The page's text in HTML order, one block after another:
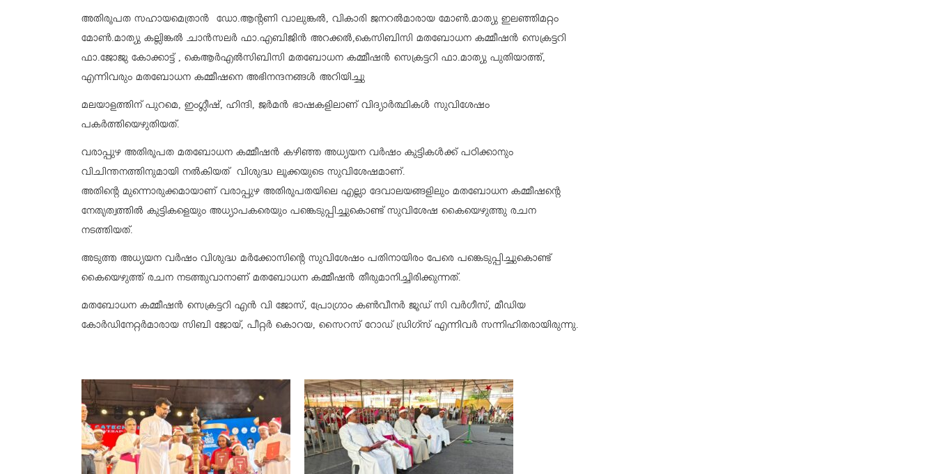
അതിരൂപത സഹായമെത്രാൻ ഡോ.ആൻ്റണി വാലുങ്കൽ, വികാരി ജനറൽമാരായ മോൺ.മാത്യു ഇലഞ്ഞിമറ്റം
മോൺ.മാത്യു കല്ലിങ്കൽ ചാൻസലർ ഫാ.എബിജിൻ അറക്കൽ,കെസിബിസി മതബോധന കമ്മീഷൻ സെക്രട്ടറി
ഫാ.ജോജു കോക്കാട്ട് , കെആർഎൽസിബിസി മതബോധന കമ്മീഷൻ സെക്രട്ടറി ഫാ.മാത്യു പുതിയാത്ത്,
എന്നിവരും മതബോധന കമ്മീഷനെ അഭിനന്ദനങ്ങൾ അറിയിച്ചു
മലയാളത്തിന് പുറമെ, ഇംഗ്ലീഷ്, ഹിന്ദി, ജർമൻ ഭാഷകളിലാണ് വിദ്യാർത്ഥികൾ സുവിശേഷം
പകർത്തിയെഴുതിയത്.
വരാപ്പുഴ അതിരൂപത മതബോധന കമ്മീഷൻ കഴിഞ്ഞ അധ്യയന വർഷം കുട്ടികൾക്ക് പഠിക്കാനും
വിചിന്തനത്തിനുമായി നൽകിയത് വിശുദ്ധ ലൂക്കയുടെ സുവിശേഷമാണ്.
അതിൻ്റെ മുന്നൊരുക്കമായാണ് വരാപ്പുഴ അതിരൂപതയിലെ എല്ലാ ദേവാലയങ്ങളിലും മതബോധന കമ്മീഷന്റെ
നേതൃത്വത്തിൽ കുട്ടികളെയും അധ്യാപകരെയും പങ്കെടുപ്പിച്ചുകൊണ്ട് സുവിശേഷ കൈയെഴുത്തു രചന
നടത്തിയത്.
അടുത്ത അധ്യയന വർഷം വിശുദ്ധ മർക്കോസിന്റെ സുവിശേഷം പതിനായിരം പേരെ പങ്കെടുപ്പിച്ചുകൊണ്ട്
കൈയെഴുത്ത് രചന നടത്തുവാനാണ് മതബോധന കമ്മീഷൻ തീരുമാനിച്ചിരിക്കുന്നത്.
മതബോധന കമ്മീഷൻ സെക്രട്ടറി എൻ വി ജോസ്, പ്രോഗ്രാം കൺവീനർ ജൂഡ് സി വർഗീസ്, മീഡിയ
കോർഡിനേറ്റർമാരായ സിബി ജോയ്, പീറ്റർ കൊറയ, സൈറസ് റോഡ് ഡ്രിഗ്സ് എന്നിവർ സന്നിഹിതരായിരുന്നു.